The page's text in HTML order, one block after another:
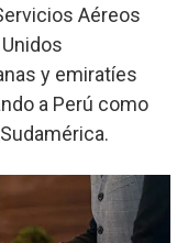
Aéreos
y emiratíes
a Perú como